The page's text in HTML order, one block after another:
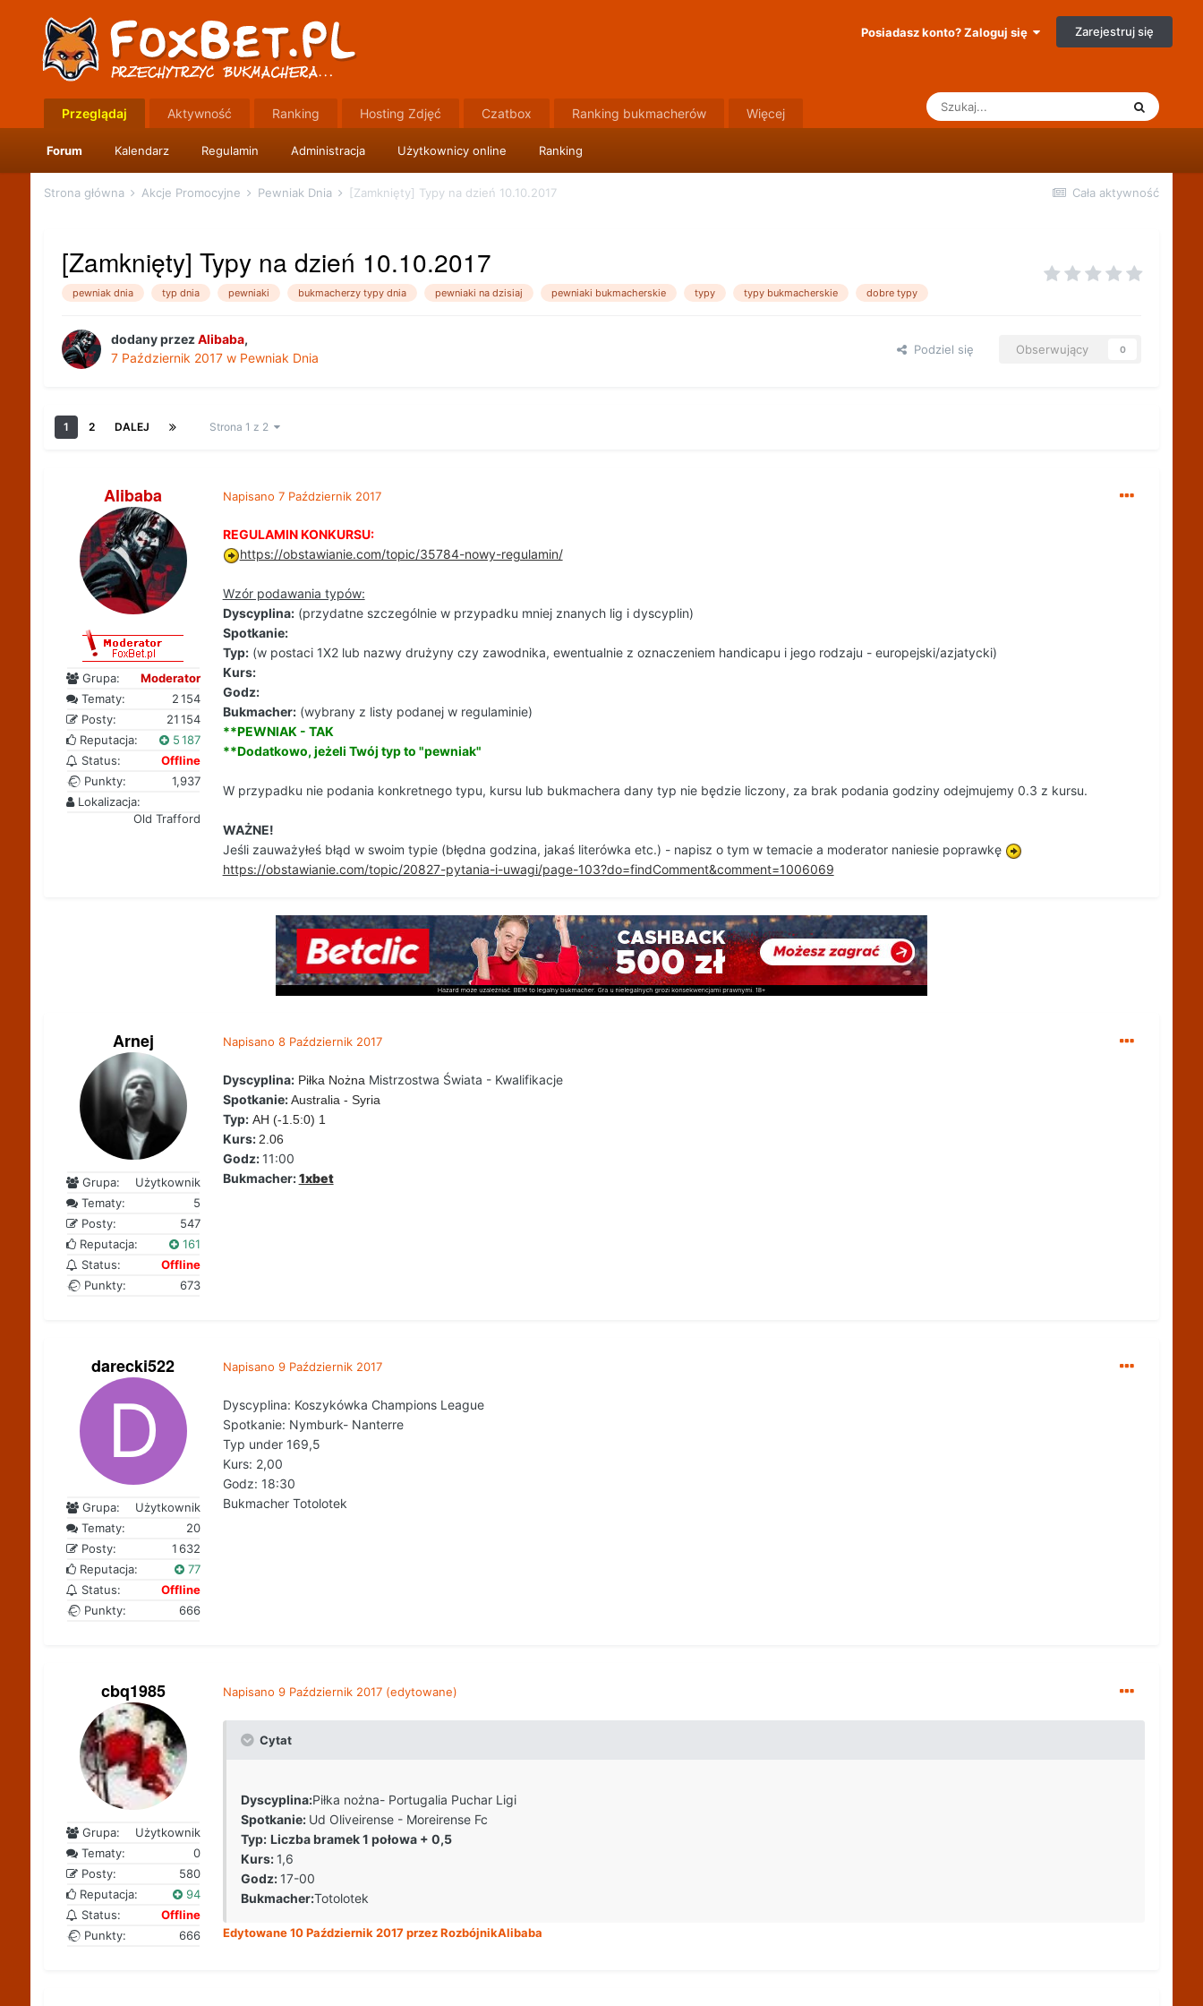
Posiadasz konto? Zaloguj się Zarejestruj się
Przeglądaj
Forum Kalendarz Regulamin Administracja Użytkownicy online Ranking
Aktywność Ranking Hosting Zdjęć Czatbox Ranking bukmacherów Więcej
Cała aktywność
Strona główna Akcje Promocyjne Pewniak Dnia [Zamknięty] Typy na dzień 10.10.2017
[Zamknięty] Typy na dzień 10.10.2017
pewniak dnia typ dnia pewniaki bukmacherzy typy dnia pewniaki na dzisiaj pewniaki bukmacherskie typy typy bukmacherskie dobre typy
dodany przezAlibaba,
7 Październik 2017w Pewniak Dnia
Podziel się Obserwujący 0
1 2 DALEJ Strona 1 z 2
Alibaba
Grupa:
Moderator
Tematy:
2 154
Posty:
21 154
Reputacja:
5 187
Status:
Offline
Punkty:
1,937
Lokalizacja:
Old Trafford
Napisano 7 Październik 2017
REGULAMIN KONKURSU:
https://obstawianie.com/topic/35784-nowy-regulamin/
Wzór podawania typów:
Dyscyplina:(przydatne szczególnie w przypadku mniej znanych lig i dyscyplin)
Spotkanie:
Typ:(w postaci 1X2 lub nazwy drużyny czy zawodnika, ewentualnie z oznaczeniem handicapu i jego rodzaju - europejski/azjatycki)
Kurs:
Godz:
Bukmacher:(wybrany z listy podanej w regulaminie)
**PEWNIAK - TAK
**Dodatkowo, jeżeli Twój typ to "pewniak"
W przypadku nie podania konkretnego typu, kursu lub bukmachera dany typ nie będzie liczony, za brak podania godziny odejmujemy 0.3 z kursu.
WAŻNE!
Jeśli zauważyłeś błąd w swoim typie (błędna godzina, jakaś literówka etc.) - napisz o tym w temacie a moderator naniesie poprawkę
https://obstawianie.com/topic/20827-pytania-i-uwagi/page-103?do=findComment&comment=1006069
Arnej
Grupa:
Użytkownik
Tematy:
5
Posty:
547
Reputacja:
161
Status:
Offline
Punkty:
673
Napisano 8 Październik 2017
Dyscyplina:Piłka Nożna Mistrzostwa Świata - Kwalifikacje
Spotkanie:Australia - Syria
Typ:AH (-1.5:0) 1
Kurs:2.06
Godz: 11:00
Bukmacher:1xbet
darecki522
Grupa:
Użytkownik
Tematy:
20
Posty:
1 632
Reputacja:
77
Status:
Offline
Punkty:
666
Napisano 9 Październik 2017
Dyscyplina: Koszykówka Champions League
Spotkanie: Nymburk- Nanterre
Typ under 169,5
Kurs: 2,00
Godz: 18:30
Bukmacher Totolotek
cbq1985
Grupa:
Użytkownik
Tematy:
0
Posty:
580
Reputacja:
94
Status:
Offline
Punkty:
666
Napisano 9 Październik 2017 (edytowane)
Cytat
Dyscyplina:Piłka nożna- Portugalia Puchar Ligi
Spotkanie: Ud Oliveirense - Moreirense Fc
Typ: Liczba bramek 1 połowa + 0,5
Kurs: 1,6
Godz: 17-00
Bukmacher:Totolotek
Edytowane10 Październik 2017przez RozbójnikAlibaba